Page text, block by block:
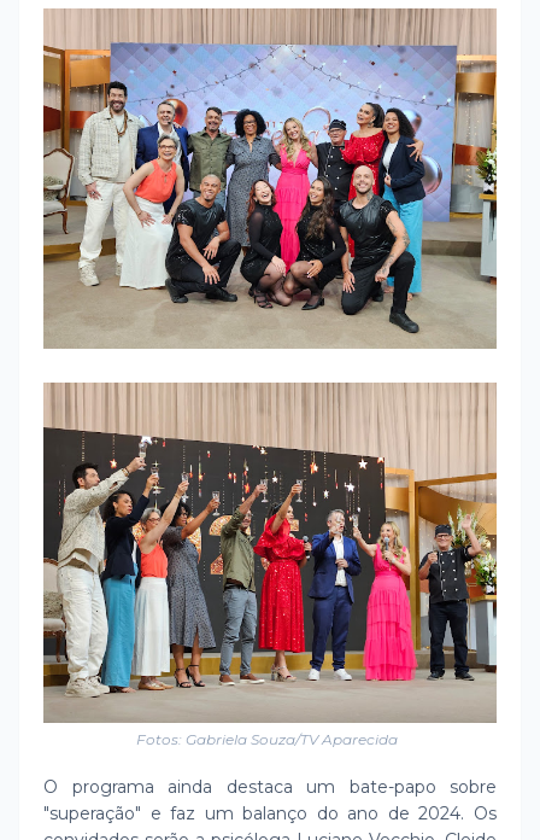
Fotos: Gabriela Souza/TV Aparecida
O programa ainda destaca um bate-papo sobre
"superação" e faz um balanço do ano de 2024. Os